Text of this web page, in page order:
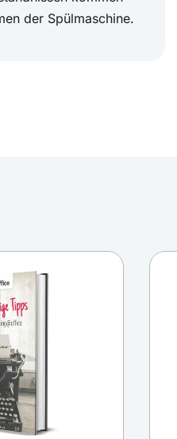
der Spülmaschine.